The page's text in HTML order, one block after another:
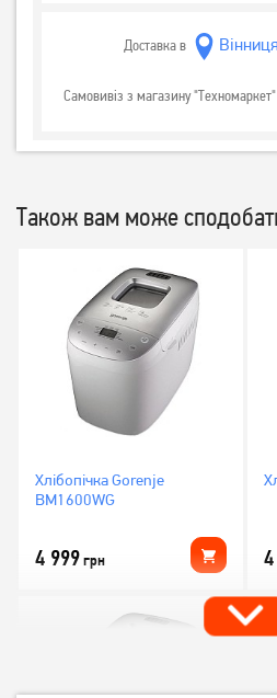
Доставка в
Самовивіз з магазину "Техномаркет"
Також вам може
Хлібопічка Gorenje
BM1600WG
4 999грн